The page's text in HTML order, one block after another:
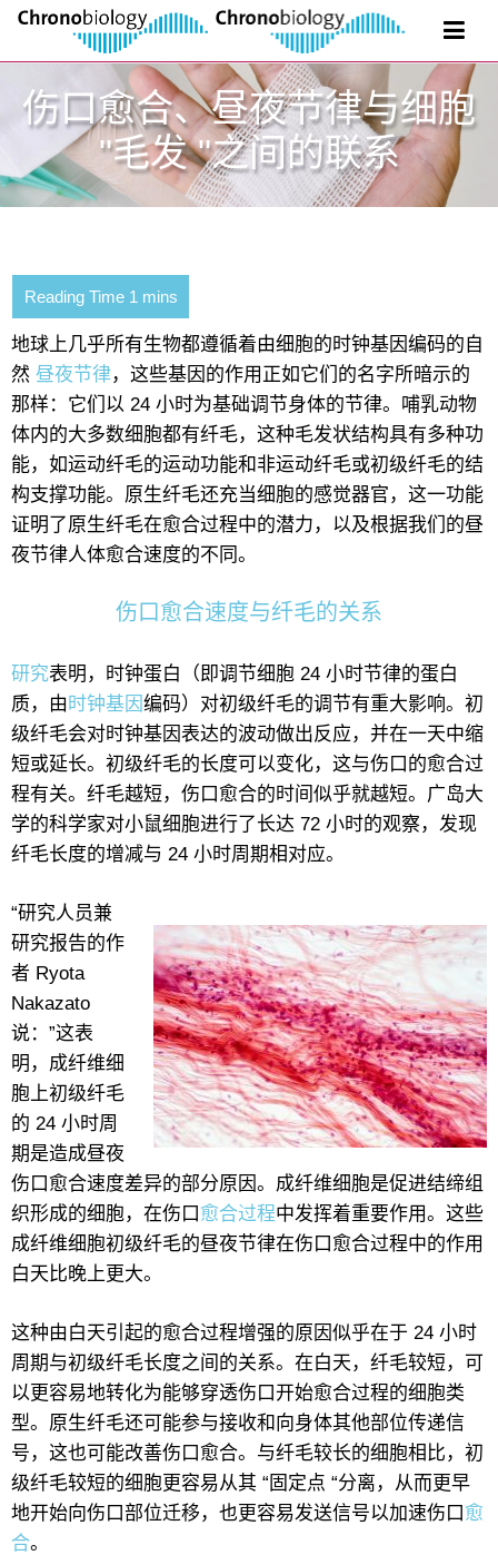
伤口愈合、昼夜节律与细胞
"毛发 "之间的联系
地球上几乎所有生物都遵循着由细胞的时钟基因编码的自
然 昼夜节律，这些基因的作用正如它们的名字所暗示的
那样：它们以 24 小时为基础调节身体的节律。哺乳动物
体内的大多数细胞都有纤毛，这种毛发状结构具有多种功
能，如运动纤毛的运动功能和非运动纤毛或初级纤毛的结
构支撑功能。原生纤毛还充当细胞的感觉器官，这一功能
证明了原生纤毛在愈合过程中的潜力，以及根据我们的昼
夜节律人体愈合速度的不同。
伤口愈合速度与纤毛的关系
研究表明，时钟蛋白（即调节细胞 24 小时节律的蛋白
质，由时钟基因编码）对初级纤毛的调节有重大影响。初
级纤毛会对时钟基因表达的波动做出反应，并在一天中缩
短或延长。初级纤毛的长度可以变化，这与伤口的愈合过
程有关。纤毛越短，伤口愈合的时间似乎就越短。广岛大
学的科学家对小鼠细胞进行了长达 72 小时的观察，发现
纤毛长度的增减与 24 小时周期相对应。
“研究人员兼
研究报告的作
者 Ryota
Nakazato
说：”这表
明，成纤维细
胞上初级纤毛
的 24 小时周
期是造成昼夜
伤口愈合速度差异的部分原因。成纤维细胞是促进结缔组
织形成的细胞，在伤口 愈合过程中发挥着重要作用。这些
成纤维细胞初级纤毛的昼夜节律在伤口愈合过程中的作用
白天比晚上更大。
这种由白天引起的愈合过程增强的原因似乎在于 24 小时
周期与初级纤毛长度之间的关系。在白天，纤毛较短，可
以更容易地转化为能够穿透伤口开始愈合过程的细胞类
型。原生纤毛还可能参与接收和向身体其他部位传递信
号，这也可能改善伤口愈合。与纤毛较长的细胞相比，初
级纤毛较短的细胞更容易从其 “固定点 “分离，从而更早
地开始向伤口部位迁移，也更容易发送信号以加速伤口 愈
合。